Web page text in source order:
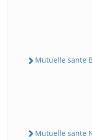
Mutuelle sante
Mutuelle sante